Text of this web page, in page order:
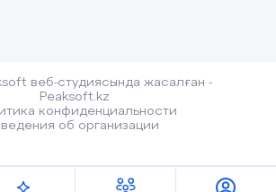
веб-студиясында жасалған -
Peaksoft.kz
конфиденциальности
об организации